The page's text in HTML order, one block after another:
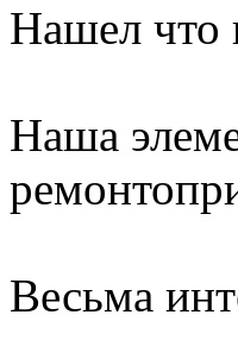
Нашел что
Наша
Весьма